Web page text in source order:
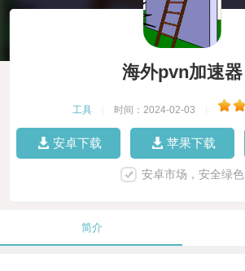
海外pvn加速器
工具 时间：2024-02-03
安卓下载 苹果下载
安卓市场，安全绿色
简介